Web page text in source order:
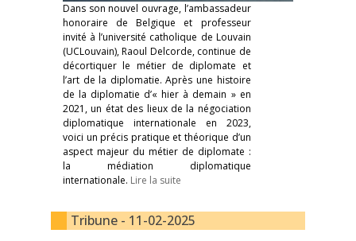
Dans son nouvel ouvrage, l’ambassadeur
honoraire de Belgique et professeur
invité à l’université catholique de Louvain
(UCLouvain), Raoul Delcorde, continue de
décortiquer le métier de diplomate et
l’art de la diplomatie. Après une histoire
de la diplomatie d’« hier à demain » en
2021, un état des lieux de la négociation
diplomatique internationale en 2023,
voici un précis pratique et théorique d’un
aspect majeur du métier de diplomate :
la médiation diplomatique
internationale. Lire la suite
Tribune - 11-02-2025